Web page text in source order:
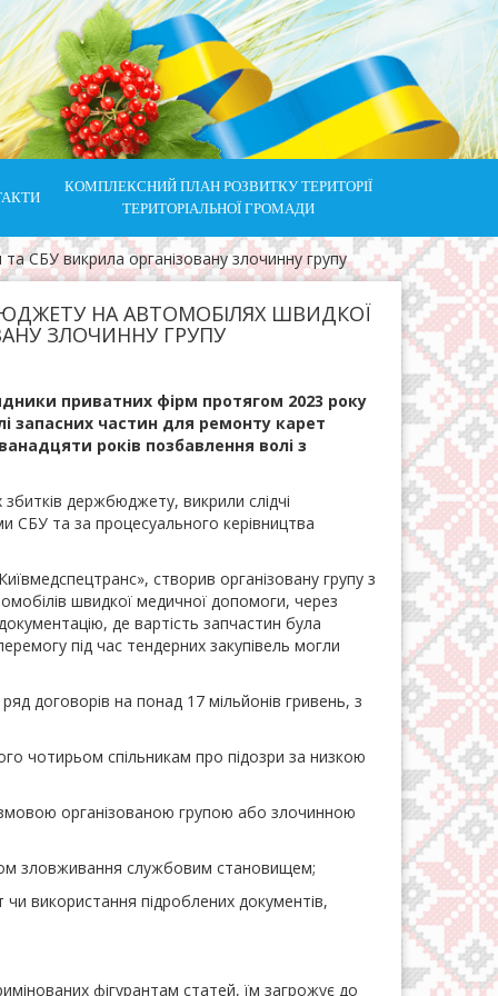
КОМПЛЕКСНИЙ ПЛАН РОЗВИТКУ ТЕРИТОРІЇ
ТЕРИТОРІАЛЬНОЇ ГРОМАДИ
СБУ викрила організовану злочинну групу
НА АВТОМОБІЛЯХ ШВИДКОЇ
ЗЛОЧИННУ ГРУПУ
приватних фірм протягом 2023 року
запасних частин для ремонту карет
років позбавлення волі з
держбюджету, викрили слідчі
СБУ та за процесуального керівництва
створив організовану групу з
швидкої медичної допомоги, через
де вартість запчастин була
під час тендерних закупівель могли
договорів на понад 17 мільйонів гривень, з
чотирьом спільникам про підозри за низкою
організованою групою або злочинною
зловживання службовим становищем;
використання підроблених документів,
фігурантам статей, їм загрожує до